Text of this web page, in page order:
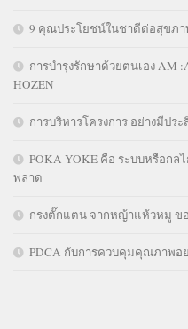
9 คุณประโยชน์ในชาดีต่อสุขภา
การบำรุงรักษาด้วยตนเอง AM
HOZEN
การบริหารโครงการ อย่างมีปร
POKA YOKE คือ ระบบหรือกล
พลาด
กรงตั๊กแตน จากหญ้าแห้วหมู ข
PDCA กับการควบคุมคุณภาพอ